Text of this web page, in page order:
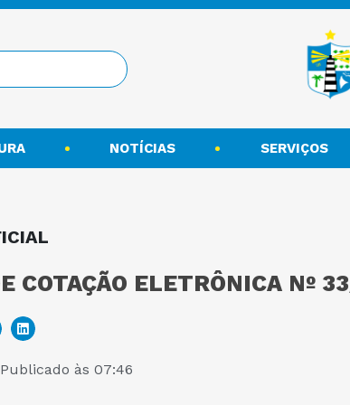
NOTÍCIAS SERVIÇOS
COTAÇÃO ELETRÔNICA Nº
Publicado às 07:46